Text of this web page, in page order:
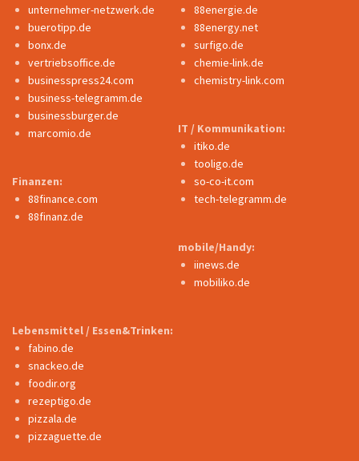
unternehmer-netzwerk.de
buerotipp.de
bonx.de
vertriebsoffice.de
businesspress24.com
business-telegramm.de
businessburger.de
marcomio.de
Finanzen:
88finance.com
88finanz.de
88energie.de
88energy.net
surfigo.de
chemie-link.de
chemistry-link.com
IT / Kommunikation:
itiko.de
tooligo.de
so-co-it.com
tech-telegramm.de
mobile/Handy:
iinews.de
mobiliko.de
Lebensmittel / Essen&Trinken:
fabino.de
snackeo.de
foodir.org
rezeptigo.de
pizzala.de
pizzaguette.de